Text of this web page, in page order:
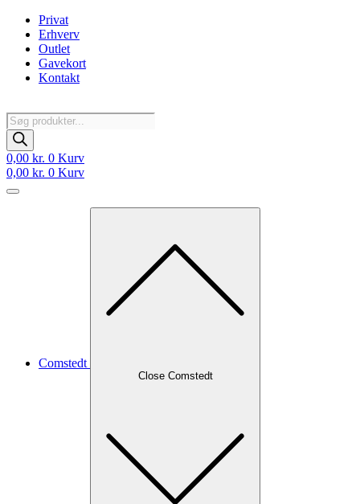
Videre
indhold
Privat
Erhverv
Outlet
Gavekort
Kontakt
Products
search
0,00 kr. 0 Kurv
0,00 kr. 0 Kurv
Comstedt
Close Comstedt